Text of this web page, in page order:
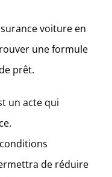
voiture en
une formule
prêt.
un acte qui
de réduire